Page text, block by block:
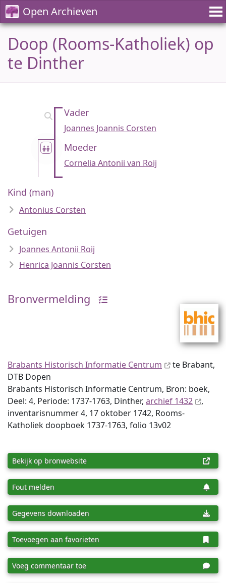
Open Archieven
Doop (Rooms-Katholiek) op
te Dinther
Vader
Joannes Joannis Corsten
Moeder
Cornelia Antonii van Roij
Kind (man)
Antonius Corsten
Getuigen
Joannes Antonii Roij
Henrica Joannis Corsten
Bronvermelding
Brabants Historisch Informatie Centrum
te Brabant,
DTB Dopen
Brabants Historisch Informatie Centrum, Bron: boek,
Deel: 4, Periode: 1737-1763, Dinther, archief 1432
,
inventaris­num­mer 4, 17 oktober 1742, Rooms-
Katholiek doopboek 1737-1763, folio 13v02
Bekijk op bronwebsite
Fout melden
Gegevens downloaden
Toevoegen aan favorieten
Voeg commentaar toe